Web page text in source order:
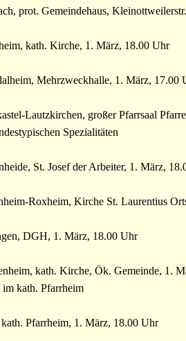
prot. Gemeindehaus,
kath. Kirche, 1. März, 18.00 Uhr
Mehrzweckhalle, 1. März, 17.00
Lautzkirchen, großer Pfarrsaal
Spezialitäten
St. Josef der Arbeiter, 1. März,
Roxheim, Kirche St. Laurentius
DGH, 1. März, 18.00 Uhr
kath. Kirche, Ök. Gemeinde, 1.
im kath. Pfarrheim
Pfarrheim, 1. März, 18.00 Uhr